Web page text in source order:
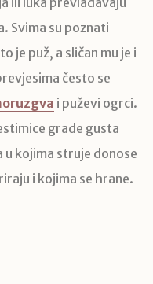
Svima su poznati
je puž, a sličan mu je i
često se
i puževi ogrci.
grade gusta
u kojima struje donose
i kojima se hrane.